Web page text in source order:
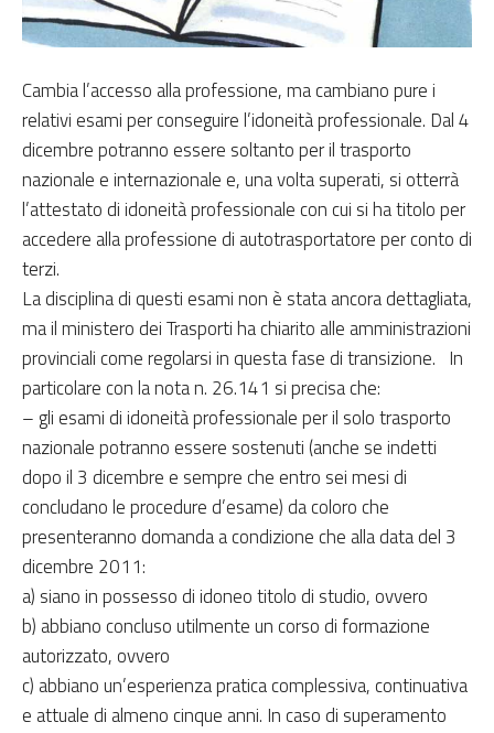
Cambia l’accesso alla professione, ma cambiano pure i
relativi esami per conseguire l’idoneità professionale. Dal 4
dicembre potranno essere soltanto per il trasporto
nazionale e internazionale e, una volta superati, si otterrà
l’attestato di idoneità professionale con cui si ha titolo per
accedere alla professione di autotrasportatore per conto di
terzi.
La disciplina di questi esami non è stata ancora dettagliata,
ma il ministero dei Trasporti ha chiarito alle amministrazioni
provinciali come regolarsi in questa fase di transizione. In
particolare con la nota n. 26.141 si precisa che:
– gli esami di idoneità professionale per il solo trasporto
nazionale potranno essere sostenuti (anche se indetti
dopo il 3 dicembre e sempre che entro sei mesi di
concludano le procedure d’esame) da coloro che
presenteranno domanda a condizione che alla data del 3
dicembre 2011:
a) siano in possesso di idoneo titolo di studio, ovvero
b) abbiano concluso utilmente un corso di formazione
autorizzato, ovvero
c) abbiano un’esperienza pratica complessiva, continuativa
e attuale di almeno cinque anni. In caso di superamento